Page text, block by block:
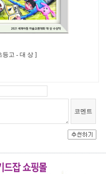
등고 - 대 상 ]